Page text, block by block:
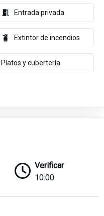
Entrada privada
Extintor de incendios
Platos y cubertería
Verificar
10:00